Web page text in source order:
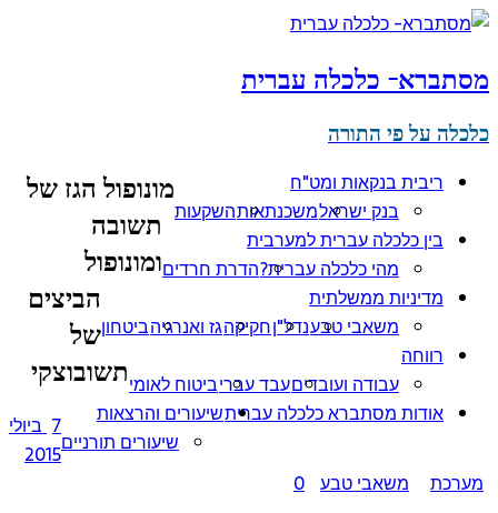
מסתברא- כלכלה עברית
כלכלה על פי התורה
ריבית בנקאות ומט"ח
בנק ישראלמשכנתאותהשקעות
בין כלכלה עברית למערבית
מהי כלכלה עברית?הדרת חרדים
מדיניות ממשלתית
משאבי טבענדל"ןחקיקהגז ואנרגיהביטחון
רווחה
עבודה ועובדיםעבד עבריביטוח לאומי
אודות מסתברא כלכלה עבריתשיעורים והרצאות
שיעורים תורניים
מונופול הגז של
תשובה
ומונופול
הביצים
של
תשובוצקי
7 ביולי
2015
מערכת
משאבי טבע 0